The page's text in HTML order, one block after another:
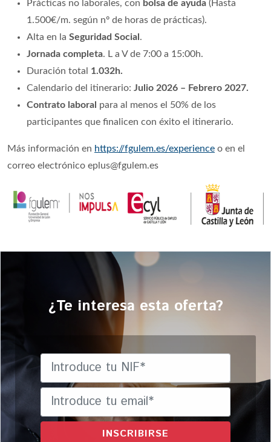
Prácticas no laborales, con bolsa de ayuda (Hasta
1.500€/m. según nº de horas de prácticas).
Alta en la Seguridad Social .
Jornada completa. L a V de 7:00 a 15:00h.
Duración total 1.032h.
Calendario del itinerario: Julio 2026 – Febrero 2027.
Contrato laboral para al menos el 50% de los
participantes que finalicen con éxito el itinerario.
Más información en https://fgulem.es/experience o en el
correo electrónico eplus@fgulem.es
¿Te interesa esta oferta?
INSCRIBIRSE